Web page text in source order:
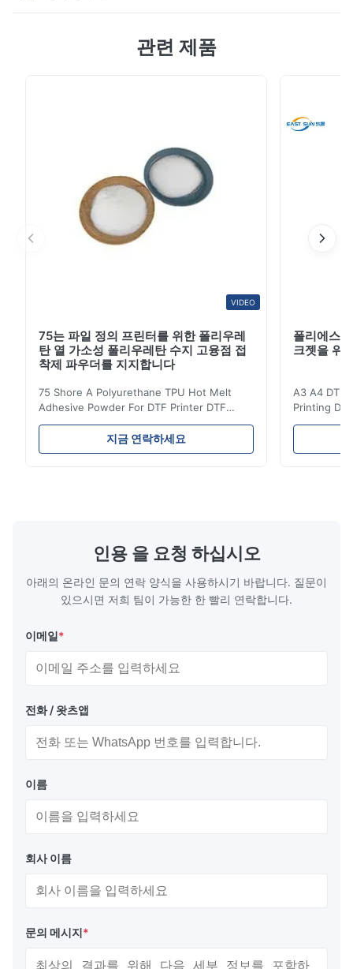
명한 이중 색깔 분말 분첩 박판을 위해 저항하는 높은 장력
등에 대한 접착력이 우수하고 촉감과 복원력이 좋으며 내
한성이 우수한 핫멜트 접착제입니다. 의류, 자수, 신발, 수
하물, 핸드백, 장난감, 모자, 스포츠 재료의 접착에 사용됩
니다. 좋은 촉감과 탄력성으로 뛰어난 촉각 경험을 제공하
므로 편안함과 유...
관련 제품
VIDEO
75는 파일 정의 프린터를 위한 폴리우레
탄 열 가소성 폴리우레탄 수지 고융점 접
착제 파우더를 지지합니다
75 Shore A Polyurethane TPU Hot Melt
Adhesive Powder For DTF Printer DTF
Powder Technical Parameters Bonding
Parameters ( reference only) Temperature
110-130℃ Press 0.5-1.5 kg/cm2 Time 8-20
지금 연락하세요
폴리에스
크젯을 위
A3 A4 DTF
Printing
application
pattern
인용 을 요청 하십시오
아래의 온라인 문의 연락 양식을 사용하시기 바랍니다. 질문이
있으시면 저희 팀이 가능한 한 빨리 연락합니다.
이메일*
전화 / 왓츠앱
이름
회사 이름
문의 메시지*